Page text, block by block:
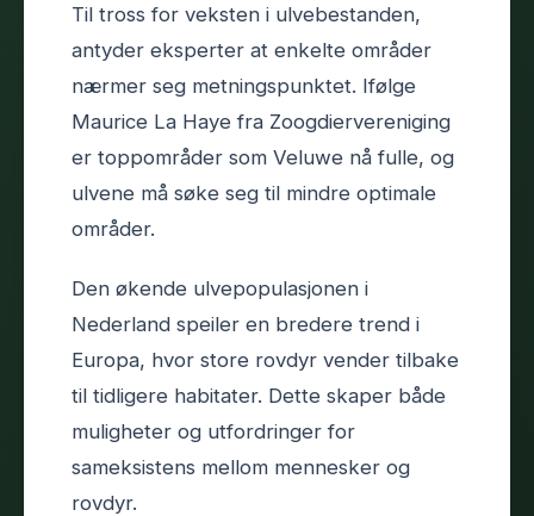
Til tross for veksten i ulvebestanden,
antyder eksperter at enkelte områder
nærmer seg metningspunktet. Ifølge
Maurice La Haye fra Zoogdiervereniging
er toppområder som Veluwe nå fulle, og
ulvene må søke seg til mindre optimale
områder.
Den økende ulvepopulasjonen i
Nederland speiler en bredere trend i
Europa, hvor store rovdyr vender tilbake
til tidligere habitater. Dette skaper både
muligheter og utfordringer for
sameksistens mellom mennesker og
rovdyr.